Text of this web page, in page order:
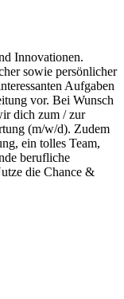
Innovationen.
sowie persönlicher
Aufgaben
vor. Bei Wunsch
dich zum / zur
(m/w/d). Zudem
ein tolles Team,
berufliche
die Chance &